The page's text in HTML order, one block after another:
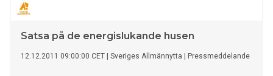
Satsa på de energislukande husen
12.12.2011 09:00:00 CET Sveriges Allmännytta Pressmeddelande